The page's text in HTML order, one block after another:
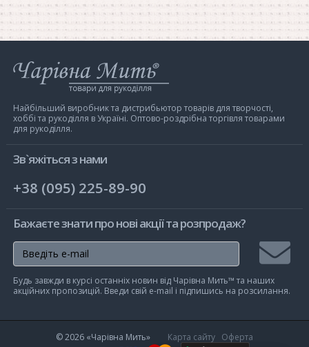
Інтернет-
магазин
Мить
Найбільший виробник та дистрибьютор товарів для творчості,
хоббі та рукоділля в Україні. Оптово-роздрібна торгівля товарами
для рукоділля.
Зв`яжіться з нами
+38 (095) 225-89-90
Бажаєте знати про нові акції та розпродаж?
на
Будь завжди в курсі останніх новин від Чарівна Мить™ та наших
акційних пропозицій. Введи свій e-mail і підпишись на розсилання.
© 2026 «Чарівна Мить» Карта сайту Оферта